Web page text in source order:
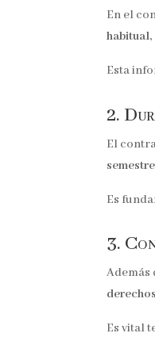
En el
habitual,
Esta
2.
El
Es
3.
Además
Es vital